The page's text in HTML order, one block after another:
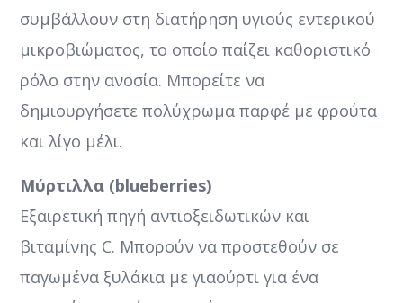
συμβάλλουν στη διατήρηση υγιούς εντερικού
μικροβιώματος, το οποίο παίζει καθοριστικό
ρόλο στην ανοσία. Μπορείτε να
δημιουργήσετε πολύχρωμα παρφέ με φρούτα
και λίγο μέλι.
Μύρτιλλα (blueberries)
Εξαιρετική πηγή αντιοξειδωτικών και
βιταμίνης C. Μπορούν να προστεθούν σε
παγωμένα ξυλάκια με γιαούρτι για ένα